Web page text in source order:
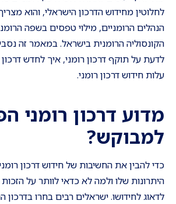
לחלוטין מחידוש הדרכון הישראלי, והוא
הנהלים הרומניים, מילוי טפסים בשפה
הקונסוליה הרומנית בישראל. במאמר זה
לדעת על תוקף דרכון רומני, איך לחדש דרכון
עלות חידוש דרכון רומני.
מדוע דרכון רומני
למבוקש?
כדי להבין את החשיבות של חידוש דרכון
היתרונות שלו ולמה לא כדאי לוותר על
לדאוג לחידושו. ישראלים רבים בחרו בדרכון